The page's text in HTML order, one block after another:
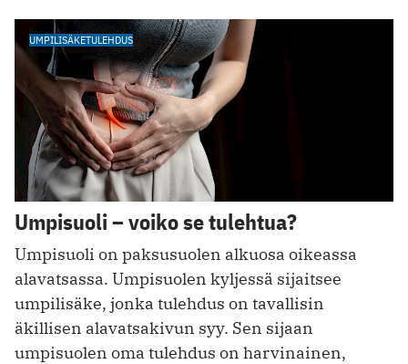
UMPILISÄKETULEHDUS
Umpisuoli – voiko se tulehtua?
Umpisuoli on paksusuolen alkuosa oikeassa
alavatsassa. Umpisuolen kyljessä sijaitsee
umpilisäke, jonka tulehdus on tavallisin
äkillisen alavatsakivun syy. Sen sijaan
umpisuolen oma tulehdus on harvinainen,